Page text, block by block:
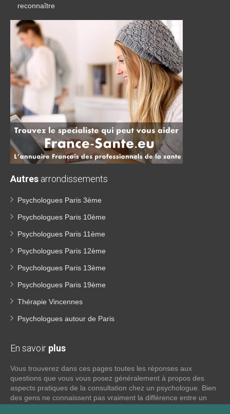
reconnaître
Autres arrondissements
Psychologues Paris 3ème
Psychologues Paris 10ème
Psychologues Paris 11ème
Psychologues Paris 12ème
Psychologues Paris 13ème
Psychologues Paris 19ème
Thérapie Vincennes
Psychologues autour de Paris
En savoir plus
Vous trouverez dans ces pages toutes les réponses aux
questions que vous vous posez généralement à propos des
aspects pratiques de la consultation chez un psychologue. Bien
des gens ne connaissent pas vraiment la différence entre un